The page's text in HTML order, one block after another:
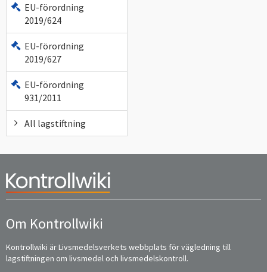
EU-förordning
2019/624
EU-förordning
2019/627
EU-förordning
931/2011
All lagstiftning
Om Kontrollwiki
Kontrollwiki är Livsmedelsverkets webbplats för vägledning till
lagstiftningen om livsmedel och livsmedelskontroll.